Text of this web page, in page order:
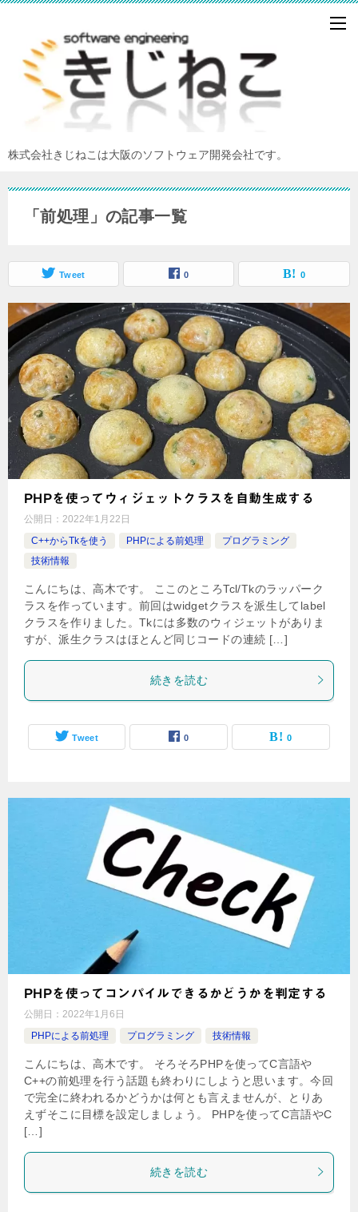
株式会社きじねこは大阪のソフトウェア開発会社です。
「前処理」の記事一覧
Tweet 0 0
PHPを使ってウィジェットクラスを自動生成する
公開日： 2022年1月22日
C++からTkを使う
PHPによる前処理
プログラミング
技術情報
こんにちは、高木です。 ここのところTcl/Tkのラッパーク
ラスを作っています。前回はwidgetクラスを派生してlabel
クラスを作りました。Tkには多数のウィジェットがありま
すが、派生クラスはほとんど同じコードの連続 […]
続きを読む
Tweet 0 0
PHPを使ってコンパイルできるかどうかを判定する
公開日： 2022年1月6日
PHPによる前処理
プログラミング 技術情報
こんにちは、高木です。 そろそろPHPを使ってC言語や
C++の前処理を行う話題も終わりにしようと思います。今回
で完全に終われるかどうかは何とも言えませんが、とりあ
えずそこに目標を設定しましょう。 PHPを使ってC言語やC
[…]
続きを読む